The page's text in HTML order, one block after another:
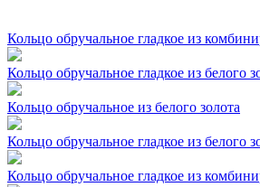
Кольцо обручальное гладкое из
Кольцо обручальное гладкое из белого
Кольцо обручальное из белого золота
Кольцо обручальное гладкое из белого
Кольцо обручальное гладкое из